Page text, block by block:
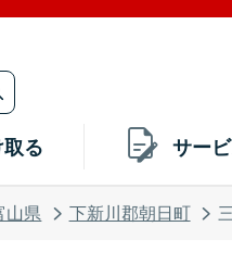
る サー
山県 下新川郡朝日町